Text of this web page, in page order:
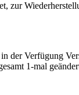
zur
der Verfügung
1-mal